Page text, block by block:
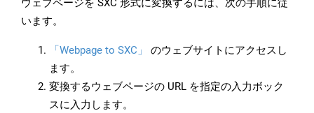
ウェブページを SXC 形式に変換するには、次の手順に従
います。
「Webpage to SXC」
のウェブサイトにアクセスし
ます。
変換するウェブページの URL を指定の入力ボック
スに入力します。